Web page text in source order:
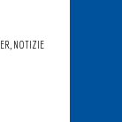
, NOTIZIE